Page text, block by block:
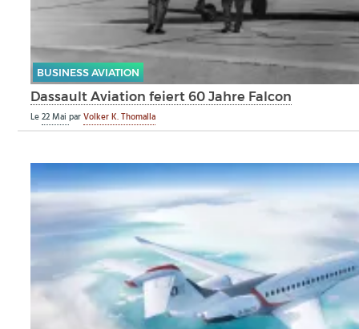
BUSINESS AVIATION
Dassault Aviation feiert 60 Jahre Falcon
Le22 MaiparVolker K. Thomalla